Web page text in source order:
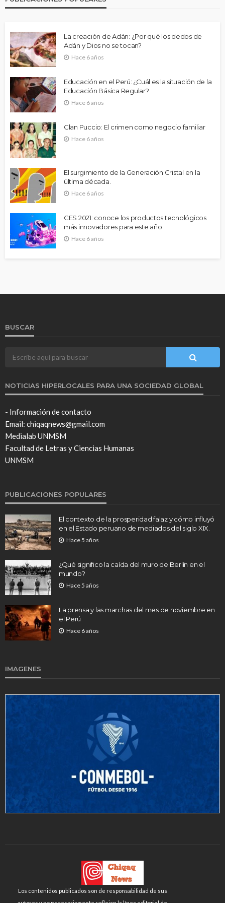
La creación de Adán: ¿Por qué los dedos de
Adán y Dios no se tocan?
Hace 6 años
Educación en el Perú: ¿Cuál es la situación de la
Educación Básica Regular?
Hace 6 años
Clan Puccio: El crimen como negocio familiar
Hace 6 años
El surgimiento de la Generación Cristal en la
última década.
Hace 6 años
CES 2021: conoce los productos tecnológicos
más innovadores para este año
Hace 6 años
BUSCAR
NOTICIAS HIPERLOCALES PARA UNA SOCIEDAD GLOBAL
- Información de contacto
Email: chiqaqnews@gmail.com
Medialab UNMSM
Facultad de Letras y Ciencias Humanas
UNMSM
PUBLICACIONES POPULARES
El contexto de la prosperidad falaz y cómo influyó
en el Estado peruano de mediados del siglo XIX.
Hace 5 años
¿Qué significo la caída del muro de Berlín en el
mundo?
Hace 5 años
La prensa y las marchas del mes de noviembre en
el Perú
Hace 6 años
IMAGENES
Los contenidos publicados son de responsabilidad de sus